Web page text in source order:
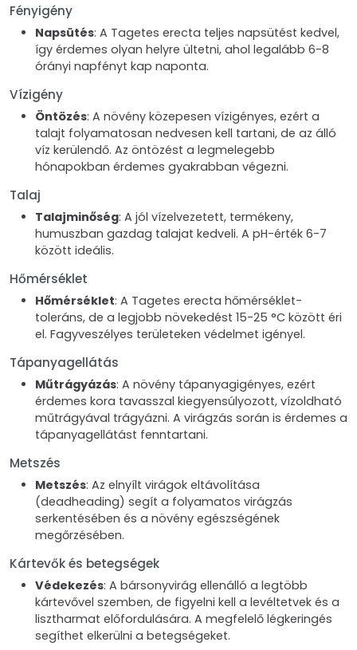
Fényigény
Napsütés: A Tagetes erecta teljes napsütést kedvel,
így érdemes olyan helyre ültetni, ahol legalább 6-8
órányi napfényt kap naponta.
Vízigény
Öntözés: A növény közepesen vízigényes, ezért a
talajt folyamatosan nedvesen kell tartani, de az álló
víz kerülendő. Az öntözést a legmelegebb
hónapokban érdemes gyakrabban végezni.
Talaj
Talajminőség: A jól vízelvezetett, termékeny,
humuszban gazdag talajat kedveli. A pH-érték 6-7
között ideális.
Hőmérséklet
Hőmérséklet: A Tagetes erecta hőmérséklet-
toleráns, de a legjobb növekedést 15-25 °C között éri
el. Fagyveszélyes területeken védelmet igényel.
Tápanyagellátás
Műtrágyázás: A növény tápanyagigényes, ezért
érdemes kora tavasszal kiegyensúlyozott, vízoldható
műtrágyával trágyázni. A virágzás során is érdemes a
tápanyagellátást fenntartani.
Metszés
Metszés: Az elnyílt virágok eltávolítása
(deadheading) segít a folyamatos virágzás
serkentésében és a növény egészségének
megőrzésében.
Kártevők és betegségek
Védekezés: A bársonyvirág ellenálló a legtöbb
kártevővel szemben, de figyelni kell a levéltetvek és a
lisztharmat előfordulására. A megfelelő légkeringés
segíthet elkerülni a betegségeket.